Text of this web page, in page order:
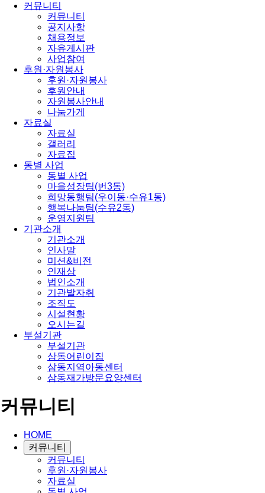
커뮤니티
커뮤니티
공지사항
채용정보
자유게시판
사업참여
후원·자원봉사
후원·자원봉사
후원안내
자원봉사안내
나눔가게
자료실
자료실
갤러리
자료집
동별 사업
동별 사업
마을성장팀(번3동)
희망동행팀(우이동·수유1동)
행복나눔팀(수유2동)
운영지원팀
기관소개
기관소개
인사말
미션&비전
인재상
법인소개
기관발자취
조직도
시설현황
오시는길
부설기관
부설기관
삼동어린이집
삼동지역아동센터
삼동재가방문요양센터
커뮤니티
HOME
커뮤니티
커뮤니티
후원·자원봉사
자료실